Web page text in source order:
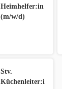
Heimhelfer:in
(m/w/d)
Stv.
Küchenleiter:in